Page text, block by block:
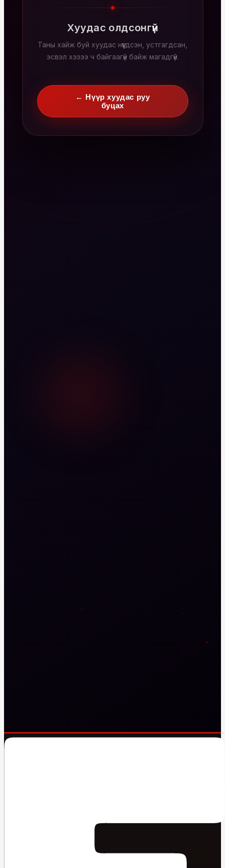
Хуудас олдсонгүй
Таны хайж буй хуудас нүүгдсэн, устгагдсан,
эсвэл хэзээ ч байгаагүй байж магадгүй.
← Нүүр хуудас руу
буцах